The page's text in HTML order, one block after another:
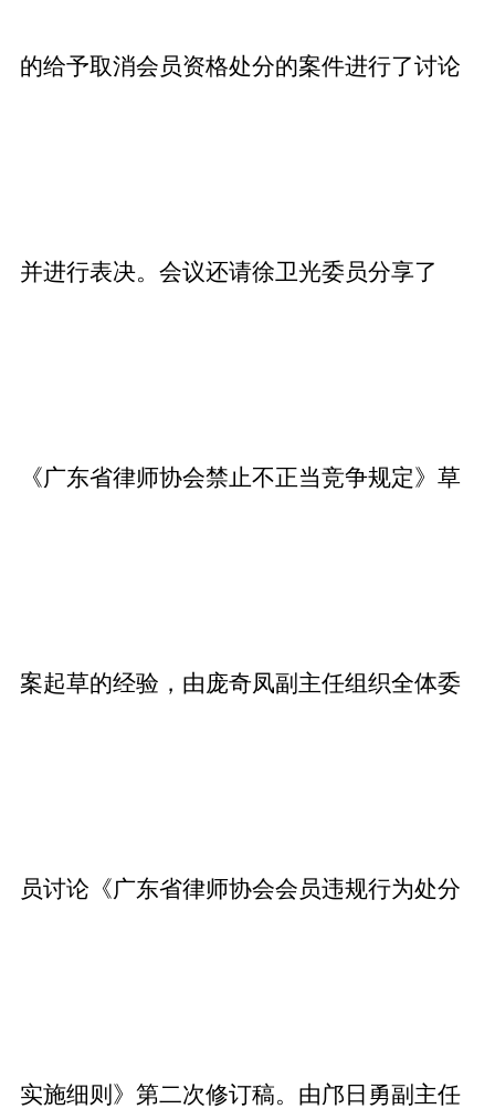
的给予取消会员资格处分的案件进行了讨论
并进行表决。会议还请徐卫光委员分享了
《广东省律师协会禁止不正当竞争规定》草
案起草的经验，由庞奇凤副主任组织全体委
员讨论《广东省律师协会会员违规行为处分
实施细则》第二次修订稿。由邝日勇副主任